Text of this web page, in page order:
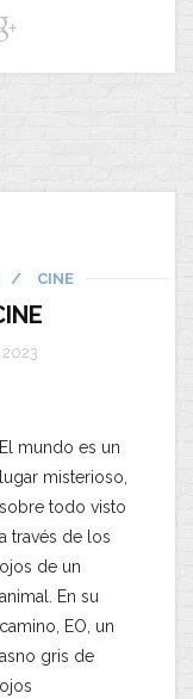
/ CINE
El mundo es un
lugar misterioso,
sobre todo visto
a través de los
ojos de un
animal. En su
camino, EO, un
asno gris de
ojos